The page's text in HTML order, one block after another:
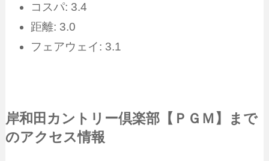
コスパ: 3.4
距離: 3.0
フェアウェイ: 3.1
岸和田カントリー倶楽部【ＰＧＭ】まで
のアクセス情報